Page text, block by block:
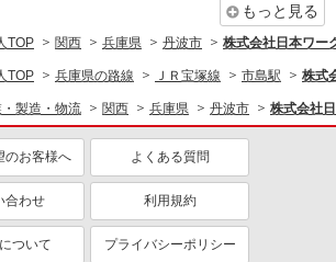
制服貸与
資格取得支援制度あり
探す
軽作業・製造・物流
品・検査
探す
もっと見る
TOP 関西 兵庫県 丹波市 株式会社日本ワー
TOP 兵庫県の路線 ＪＲ宝塚線 市島駅 株式
製造・物流 関西 兵庫県 丹波市 株式会社
のお客様へ よくある質問
合わせ 利用規約
ついて プライバシーポリシー